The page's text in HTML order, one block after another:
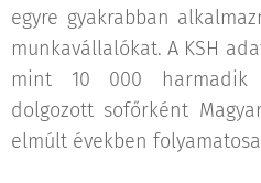
egyre gyakrabban
munkavállalókat. A KSH
mint 10 000 harmadik
dolgozott sofőrként
elmúlt években